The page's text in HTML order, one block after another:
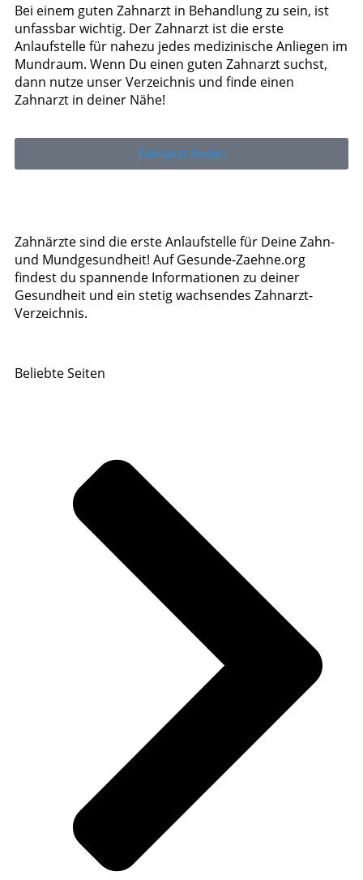
Bei einem guten Zahnarzt in Behandlung zu sein, ist
unfassbar wichtig. Der Zahnarzt ist die erste
Anlaufstelle für nahezu jedes medizinische Anliegen im
Mundraum. Wenn Du einen guten Zahnarzt suchst,
dann nutze unser Verzeichnis und finde einen
Zahnarzt in deiner Nähe!
Zahnarzt finden
Zahnärzte sind die erste Anlaufstelle für Deine Zahn-
und Mundgesundheit! Auf Gesunde-Zaehne.org
findest du spannende Informationen zu deiner
Gesundheit und ein stetig wachsendes Zahnarzt-
Verzeichnis.
Beliebte Seiten